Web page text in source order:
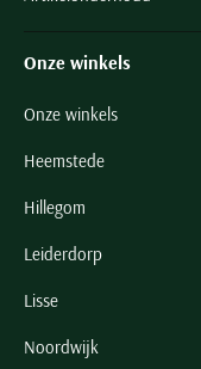
Onze winkels
Onze winkels
Heemstede
Hillegom
Leiderdorp
Lisse
Noordwijk